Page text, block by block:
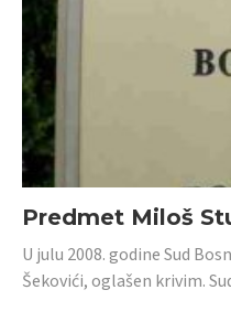
Predmet Miloš
U julu 2008. godine Sud
Šekovići, oglašen krivim.